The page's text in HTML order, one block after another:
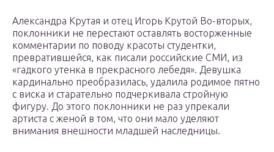
Александра Крутая и отец Игорь Крутой Во-вторых,
поклонники не перестают оставлять восторженные
комментарии по поводу красоты студентки,
превратившейся, как писали российские СМИ, из
«гадкого утенка в прекрасного лебедя». Девушка
кардинально преобразилась, удалила родимое пятно
с виска и старательно подчеркивала стройную
фигуру. До этого поклонники не раз упрекали
артиста с женой в том, что они мало уделяют
внимания внешности младшей наследницы.